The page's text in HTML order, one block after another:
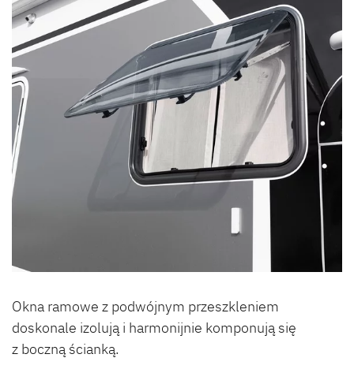
Okna ramowe z podwójnym przeszkleniem
doskonale izolują i harmonijnie komponują się
z boczną ścianką.